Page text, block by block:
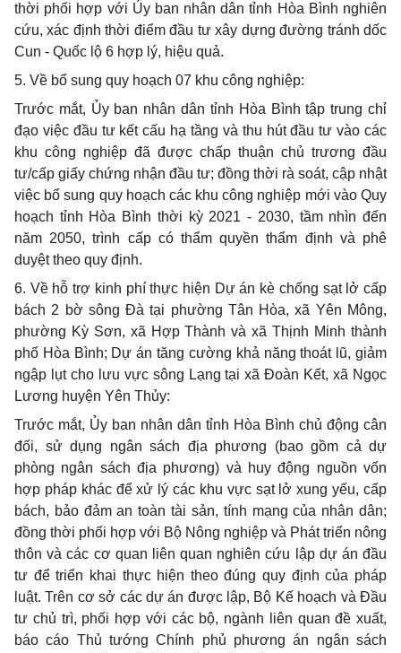
thời phối hợp với Ủy ban nhân dân tỉnh Hòa Bình nghiên
cứu, xác định thời điểm đầu tư xây dựng đường tránh dốc
Cun - Quốc lộ 6 hợp lý, hiệu quả.
5. Về bổ sung quy hoạch 07 khu công nghiệp:
Trước mắt, Ủy ban nhân dân tỉnh Hòa Bình tập trung chỉ
đạo việc đầu tư kết cấu hạ tầng và thu hút đầu tư vào các
khu công nghiệp đã được chấp thuận chủ trương đầu
tư/cấp giấy chứng nhận đầu tư; đồng thời rà soát, cập nhật
việc bổ sung quy hoạch các khu công nghiệp mới vào Quy
hoạch tỉnh Hòa Bình thời kỳ 2021 - 2030, tầm nhìn đến
năm 2050, trình cấp có thẩm quyền thẩm định và phê
duyệt theo quy định.
6. Về hỗ trợ kinh phí thực hiện Dự án kè chống sạt lở cấp
bách 2 bờ sông Đà tại phường Tân Hòa, xã Yên Mông,
phường Kỳ Sơn, xã Hợp Thành và xã Thịnh Minh thành
phố Hòa Bình; Dự án tăng cường khả năng thoát lũ, giảm
ngập lụt cho lưu vực sông Lạng tại xã Đoàn Kết, xã Ngọc
Lương huyện Yên Thủy:
Trước mắt, Ủy ban nhân dân tỉnh Hòa Bình chủ động cân
đối, sử dụng ngân sách địa phương (bao gồm cả dự
phòng ngân sách địa phương) và huy động nguồn vốn
hợp pháp khác để xử lý các khu vực sạt lở xung yếu, cấp
bách, bảo đảm an toàn tài sản, tính mạng của nhân dân;
đồng thời phối hợp với Bộ Nông nghiệp và Phát triển nông
thôn và các cơ quan liên quan nghiên cứu lập dự án đầu
tư để triển khai thực hiện theo đúng quy định của pháp
luật. Trên cơ sở các dự án được lập, Bộ Kế hoạch và Đầu
tư chủ trì, phối hợp với các bộ, ngành liên quan đề xuất,
báo cáo Thủ tướng Chính phủ phương án ngân sách